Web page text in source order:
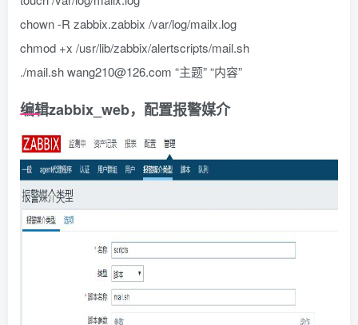
chown -R zabbix.zabbix /var/log/mailx.log
chmod +x /usr/lib/zabbix/alertscripts/mail.sh
./mail.sh wang210@126.com “主题” “内容”
编辑zabbix_web，配置报警媒介